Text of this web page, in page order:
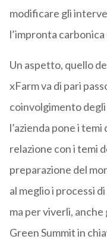
modificare gli
l’impronta
Un aspetto, quello
xFarm va di pari
coinvolgimento
l’azienda pone i
relazione con i temi
preparazione del
al meglio i processi
ma per viverli,
Green Summit in